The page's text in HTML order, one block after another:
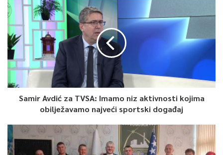
brojem prevezenih tona roba. Poseban pad teretnog
željezničkog saobraćaja i usluga uzrokovan je padom obima
prevoza kod strateških partnera, kao što su JP Elektroprivreda
BiH d.d., Arcelor Mittal d.o.o. Zenica i GIKIL d.o.o. Lukavac.
Džafić je naveo da je krajem prošle godine u Željeznicama FBiH
bilo uposleno 2.611 radnika, što je za 87 radnika manje u
odnosu na predhodnu godinu. Lani je 213 radnika napustilo
preduzeće po raznim osnovama, a primljeno je 126 nova
saobraćaja, poslovima održavanja željezničke infrastrukture i
poslovima održavanja vagona i lokomotiva u radionicama
Samir Avdić za TVSA: Imamo niz aktivnosti kojima
obilježavamo najveći sportski događaj